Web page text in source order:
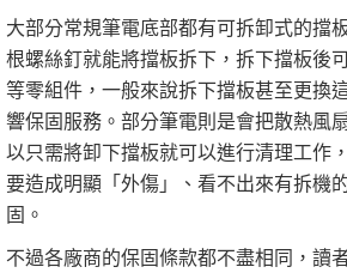
大部分常規筆電底部都有可拆卸式的擋
根螺絲釘就能將擋板拆下，拆下擋板後
等零組件，一般來說拆下擋板甚至更換
響保固服務。部分筆電則是會把散熱風
以只需將卸下擋板就可以進行清理工作
要造成明顯「外傷」、看不出來有拆機
固。
不過各廠商的保固條款都不盡相同，讀